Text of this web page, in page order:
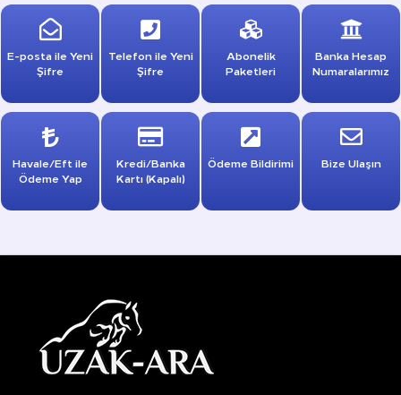
E-posta ile Yeni
Şifre
Telefon ile Yeni
Şifre
Abonelik
Paketleri
Banka Hesap
Numaralarımız
Havale/Eft ile
Ödeme Yap
Kredi/Banka
Kartı (Kapalı)
Ödeme Bildirimi Bize Ulaşın